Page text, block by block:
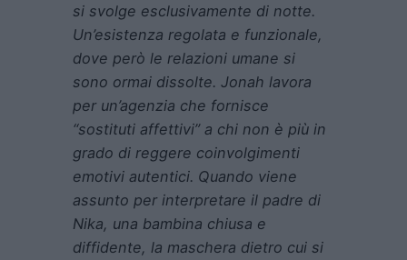
si svolge esclusivamente di notte.
Un’esistenza regolata e funzionale,
dove però le relazioni umane si
sono ormai dissolte. Jonah lavora
per un’agenzia che fornisce
“sostituti affettivi” a chi non è più in
grado di reggere coinvolgimenti
emotivi autentici. Quando viene
assunto per interpretare il padre di
Nika, una bambina chiusa e
diffidente, la maschera dietro cui si